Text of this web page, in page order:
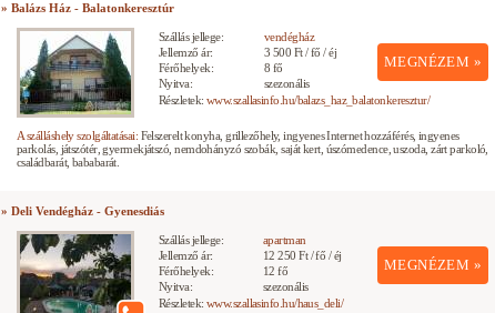
» Balázs Ház - Balatonkeresztúr
Szállás jellege: vendégház
MEGNÉZEM »
Jellemző ár:
3 500 Ft / fő / éj
Férőhelyek:
8 fő
Nyitva:
szezonális
Részletek: www.szallasinfo.hu/balazs_haz_balatonkeresztur/
A szálláshely szolgáltatásai: Felszerelt konyha, grillezőhely, ingyenes Internet hozzáférés, ingyenes
parkolás, játszótér, gyermekjátszó, nemdohányzó szobák, saját kert, úszómedence, uszoda, zárt parkoló,
családbarát, bababarát.
» Deli Vendégház - Gyenesdiás
Szállás jellege: apartman
MEGNÉZEM »
Jellemző ár:
12 250 Ft / fő / éj
Férőhelyek:
12 fő
Nyitva:
szezonális
Részletek: www.szallasinfo.hu/haus_deli/